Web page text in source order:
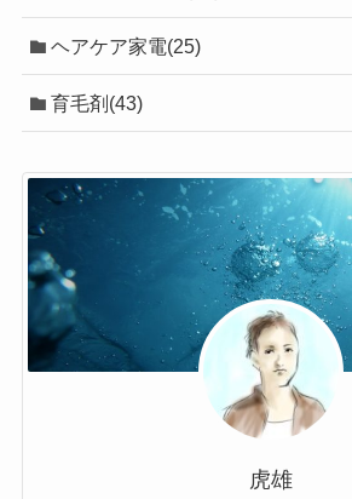
ヘアケア家電(25)
育毛剤(43)
虎雄